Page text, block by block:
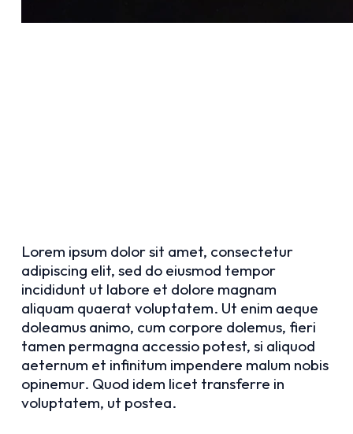
Lorem ipsum dolor sit amet, consectetur
adipiscing elit, sed do eiusmod tempor
incididunt ut labore et dolore magnam
aliquam quaerat voluptatem. Ut enim aeque
doleamus animo, cum corpore dolemus, fieri
tamen permagna accessio potest, si aliquod
aeternum et infinitum impendere malum nobis
opinemur. Quod idem licet transferre in
voluptatem, ut postea.